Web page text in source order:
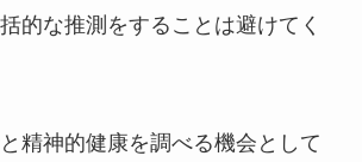
的な推測をすることは避けてく
精神的健康を調べる機会として